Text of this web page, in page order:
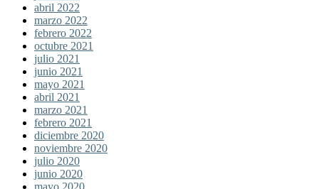
abril 2022
marzo 2022
febrero 2022
octubre 2021
julio 2021
junio 2021
mayo 2021
abril 2021
marzo 2021
febrero 2021
diciembre 2020
noviembre 2020
julio 2020
junio 2020